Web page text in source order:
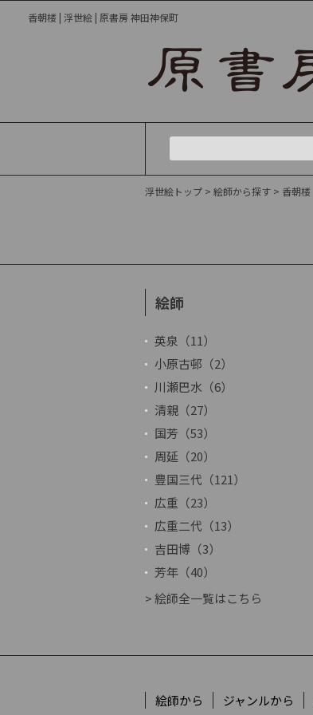
香朝楼 | 浮世絵 | 原書房 神田神保町
浮世絵トップ > 絵師から探す > 香朝楼
絵師
英泉（11）
小原古邨（2）
川瀬巴水（6）
清親（27）
国芳（53）
周延（20）
豊国三代（121）
広重（23）
広重二代（13）
吉田博（3）
芳年（40）
> 絵師全一覧はこちら
絵師から ジャンルから